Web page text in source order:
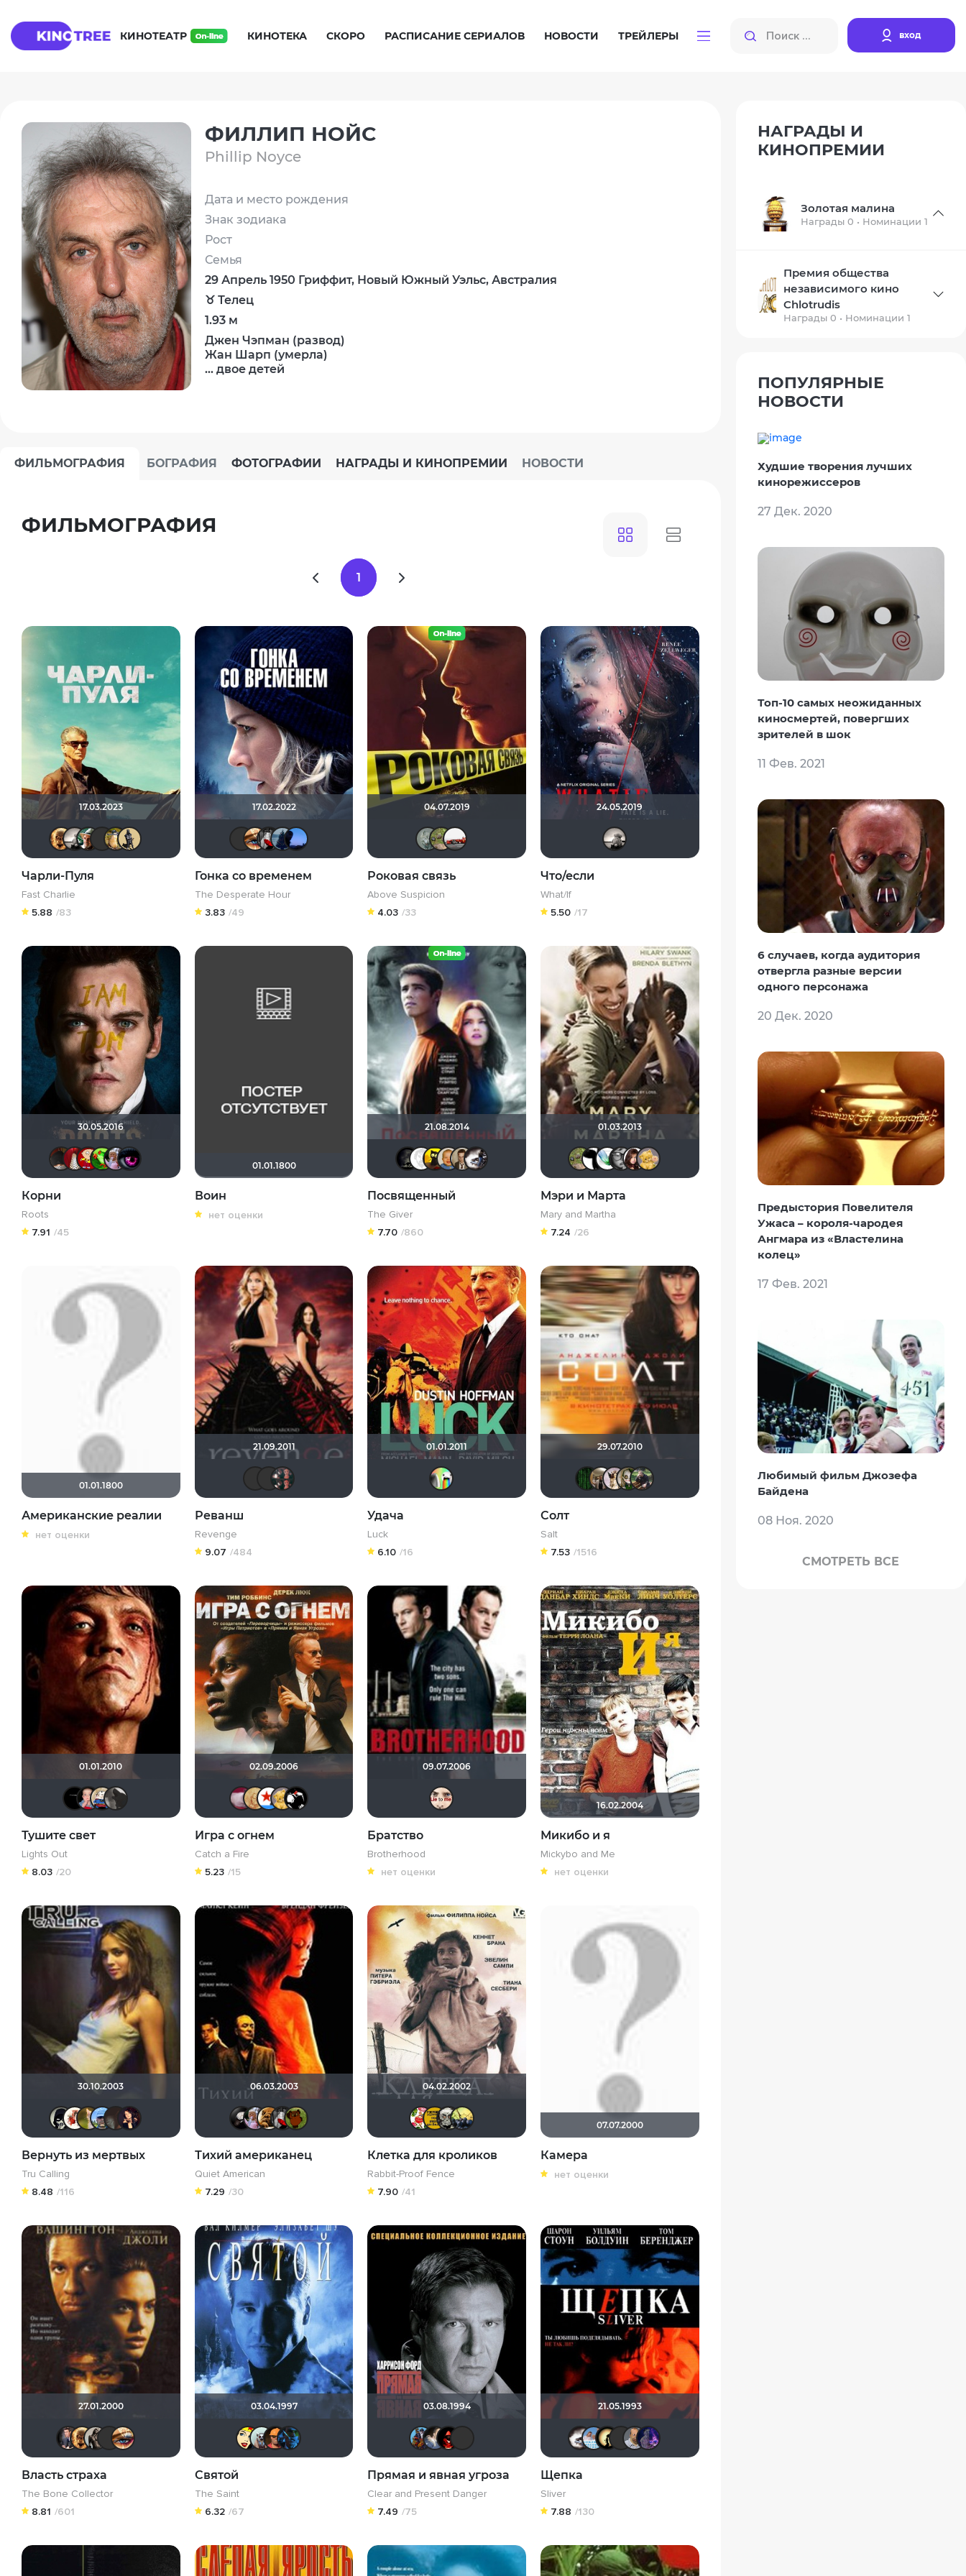
КИНОТЕАТР КИНОТЕКА СКОРО РАСПИСАНИЕ СЕРИАЛОВ НОВОСТИ ТРЕЙЛЕРЫ вход
ФИЛЛИП НОЙС
Phillip Noyce
Дата и место рождения
Знак зодиака
Рост
Семья
29 Апрель 1950 Гриффит, Новый Южный Уэльс, Австралия
♉ Телец
1.93 м
Джен Чэпман (развод)
Жан Шарп (умерла)
... двое детей
ФИЛЬМОГРАФИЯ БОГРАФИЯ ФОТОГРАФИИ НАГРАДЫ И КИНОПРЕМИИ НОВОСТИ
ФИЛЬМОГРАФИЯ
1
17.03.2023
Leksus81
РижанкаNameNameName
Derbish
Чарли-Пуля
Fast Charlie
5.88 /83
17.02.2022
Андρей
Гонка со временем
The Desperate Hour
3.83 /49
04.07.2019
Виктор Валентинович
Роковая связь
Above Suspicion
4.03 /33
24.05.2019
Что/если
What/If
5.50 /17
30.05.2016
valdizas
LauraP
Корни
Roots
7.91 /45
01.01.1800
Воин
нет оценки
21.08.2014
xrockxEquitable Кастер Трой
Посвященный
The Giver
7.70 /860
01.03.2013
xelga7421
Alex Smith 21
Мэри и Марта
Mary and Martha
7.24 /26
01.01.1800
Американские реалии
нет оценки
21.09.2011
Psychedelic Soul
Реванш
Revenge
9.07 /484
01.01.2011
Удача
Luck
6.10 /16
29.07.2010
MatrixVladimir Samsonov
Олег Владимирович
Солт
Salt
7.53 /1516
01.01.2010
Тушите свет
Lights Out
8.03 /20
02.09.2006
натлиХ
Игра с огнем
Catch a Fire
5.23 /15
09.07.2006
Братство
Brotherhood
нет оценки
16.02.2004
Микибо и я
Mickybo and Me
нет оценки
30.10.2003
OFFERRON
Виктория555id7347889
Вернуть из мертвых
Tru Calling
8.48 /116
06.03.2003
DavidwebbМышь Белая
Тихий американец
Quiet American
7.29 /30
04.02.2002
борис бакуменко
Альберт Игнатий
LANIDA
Сладкий виноград из Пешта
Клетка для кроликов
Rabbit-Proof Fence
7.90 /41
07.07.2000
Камера
нет оценки
27.01.2000
GerMaN2019Дымыч-Пешеходец
Наташа Фил
Власть страха
The Bone Collector
8.81 /601
03.04.1997
Dmitry Swed
Святой
The Saint
6.32 /67
03.08.1994
19Soldier78
Прямая и явная угроза
Clear and Present Danger
7.49 /75
21.05.1993
BikerАндρей
Щепка
Sliver
7.88 /130
НАГРАДЫ И
КИНОПРЕМИИ
Золотая малина
Награды 0 • Номинации 1
Премия общества
независимого кино
Chlotrudis
Награды 0 • Номинации 1
ПОПУЛЯРНЫЕ
НОВОСТИ
Худшие творения лучших
кинорежиссеров
27 Дек. 2020
Топ-10 самых неожиданных
киносмертей, повергших
зрителей в шок
11 Фев. 2021
6 случаев, когда аудитория
отвергла разные версии
одного персонажа
20 Дек. 2020
Предыстория Повелителя
Ужаса – короля-чародея
Ангмара из «Властелина
колец»
17 Фев. 2021
Любимый фильм Джозефа
Байдена
08 Ноя. 2020
СМОТРЕТЬ ВСЕ